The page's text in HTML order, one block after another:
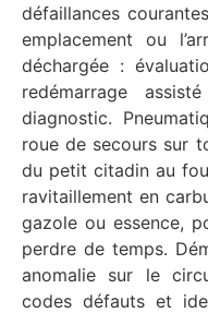
défaillances
emplacement ou
déchargée :
redémarrage
diagnostic.
roue de secours sur
du petit citadin au
ravitaillement en
gazole ou essence,
perdre de temps.
anomalie sur le
codes défauts et